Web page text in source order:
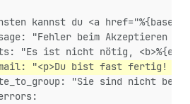
kannst du <a
"Fehler beim Akzeptieren
"Es ist nicht nötig,
"<p>Du bist fast fertig!
"Sie sind nicht